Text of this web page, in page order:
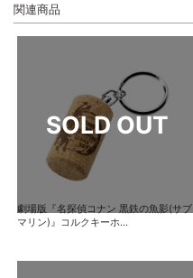
関連商品
劇場版『名探偵コナン 黒鉄の魚影(サブ
マリン)』コルクキーホ...